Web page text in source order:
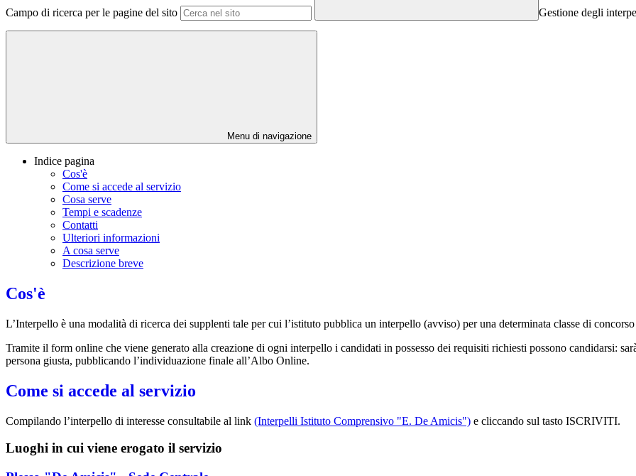
Campo di ricerca per le pagine del sito Gestione degli
Menu di navigazione
Indice pagina
Cos'è
Come si accede al servizio
Cosa serve
Tempi e scadenze
Contatti
Ulteriori informazioni
A cosa serve
Descrizione breve
Cos'è
L’Interpello è una modalità di ricerca dei supplenti tale per cui l’istituto pubblica un interpello (avviso) per una determinata classe di
Tramite il form online che viene generato alla creazione di ogni interpello i candidati in possesso dei requisiti richiesti possono candidarsi:
persona giusta, pubblicando l’individuazione finale all’Albo Online.
Come si accede al servizio
Compilando l’interpello di interesse consultabile al link (Interpelli Istituto Comprensivo "E. De Amicis") e cliccando sul tasto ISCRIVITI.
Luoghi in cui viene erogato il servizio